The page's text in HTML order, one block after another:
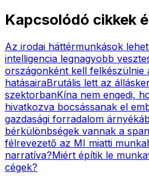
Kapcsolódó cikkek
Az irodai háttérmunkások
intelligencia legnagyobb
országonként kell felkészülnie
hatásairaBrutális lett az
szektorbanKína nem engedi,
hivatkozva bocsássanak el
gazdasági forradalom
bérkülönbségek vannak a
félrevezető az MI miatti
narratíva?Miért építik le
cégek?